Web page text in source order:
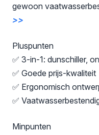
gewoon
>>
Pluspunten
✅ 3-in-1: dunschiller,
✅ Goede prijs-kwaliteit
✅ Ergonomisch
✅
Minpunten